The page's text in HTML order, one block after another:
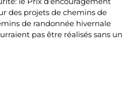
des projets de chemins de
de randonnée hivernale
pas être réalisés sans un